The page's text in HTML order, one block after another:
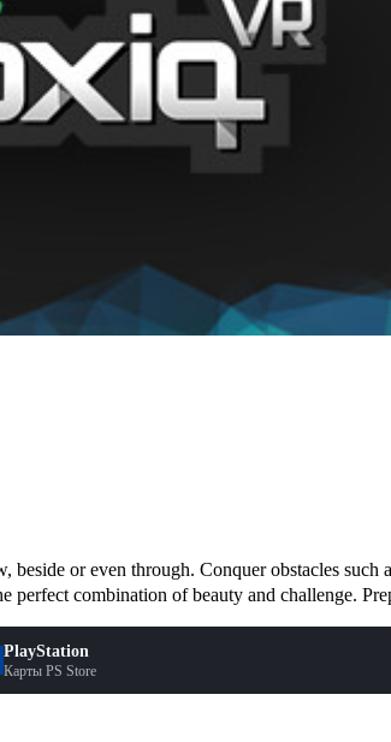
or even through. Conquer obstacles such
combination of beauty and challenge.
PlayStation
Карты PS Store